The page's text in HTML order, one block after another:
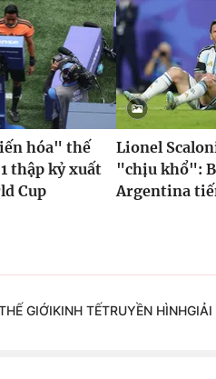
hóa" thế
thập kỷ xuất
Cup
Lionel
"chịu khổ":
Argentina
GIỚIKINH TẾTRUYỀN HÌNHGIẢI